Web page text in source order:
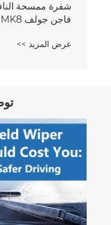
شفرة ممسحة
فاجن جولف MK8
عرض المزيد >>